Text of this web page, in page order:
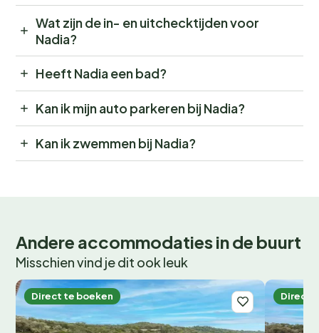
Wat zijn de in- en uitchecktijden voor
Nadia?
Heeft Nadia een bad?
Kan ik mijn auto parkeren bij Nadia?
Kan ik zwemmen bij Nadia?
Andere accommodaties in de buurt
Misschien vind je dit ook leuk
Direct te boeken Direct